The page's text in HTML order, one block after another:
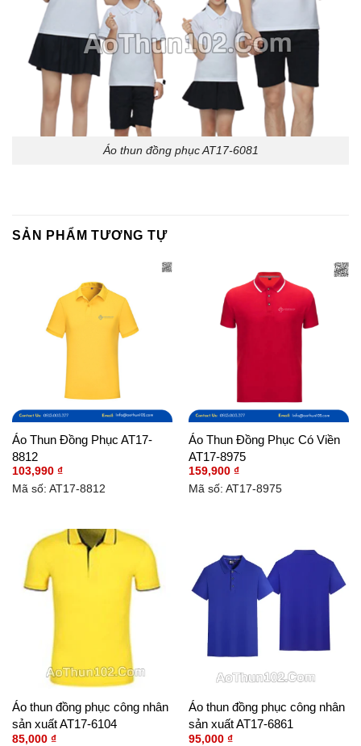
Áo thun đồng phục AT17-6081
SẢN PHẨM TƯƠNG TỰ
Áo Thun Đồng Phục AT17-
8812
103,990 ₫
Mã số: AT17-8812
Áo Thun Đồng Phục Có Viền
AT17-8975
159,900 ₫
Mã số: AT17-8975
Áo thun đồng phục công nhân
sản xuất AT17-6104
85,000 ₫
Áo thun đồng phục công nhân
sản xuất AT17-6861
95,000 ₫